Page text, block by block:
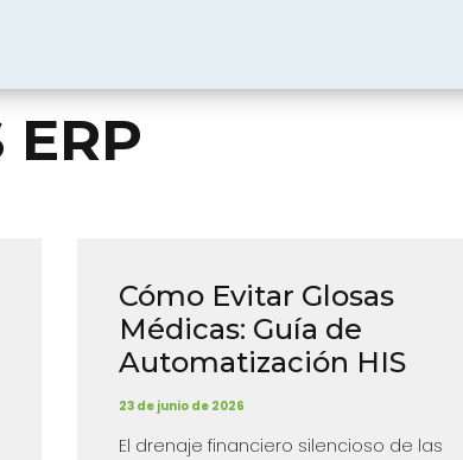
ERP
Cómo Evitar Glosas
Médicas: Guía de
Automatización HIS
23 de junio de 2026
El drenaje financiero silencioso de las